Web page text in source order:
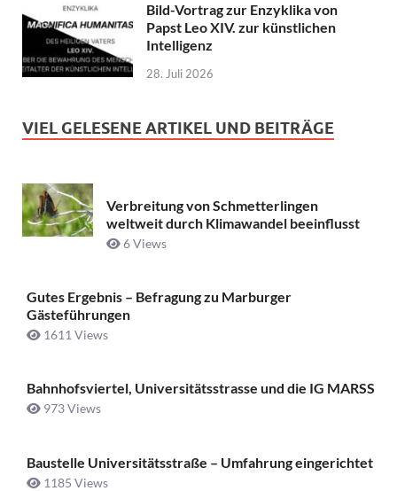
Bild-Vortrag zur Enzyklika von
Papst Leo XIV. zur künstlichen
Intelligenz
28. Juli 2026
VIEL GELESENE ARTIKEL UND BEITRÄGE
Verbreitung von Schmetterlingen
weltweit durch Klimawandel beeinflusst
6 Views
Gutes Ergebnis – Befragung zu Marburger
Gästeführungen
1611 Views
Bahnhofsviertel, Universitätsstrasse und die IG MARSS
973 Views
Baustelle Universitätsstraße ­– Umfahrung eingerichtet
1185 Views